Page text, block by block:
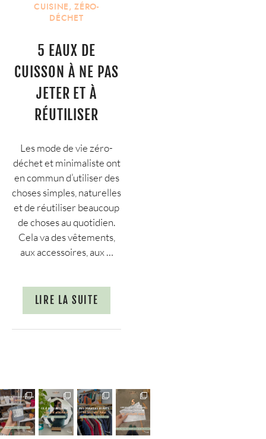
CUISINE,ZÉRO-
DÉCHET
5 EAUX DE
CUISSON À NE PAS
JETER ET À
RÉUTILISER
Les mode de vie zéro-
déchet et minimaliste ont
en commun d’utiliser des
choses simples, naturelles
et de réutiliser beaucoup
de choses au quotidien.
Cela va des vêtements,
aux accessoires, aux …
LIRE LA SUITE